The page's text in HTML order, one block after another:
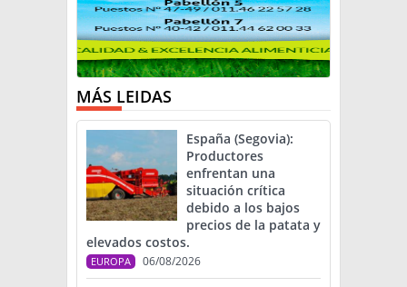
MÁS LEIDAS
España (Segovia):
Productores
enfrentan una
situación crítica
debido a los bajos
precios de la patata y
elevados costos.
EUROPA 06/08/2026